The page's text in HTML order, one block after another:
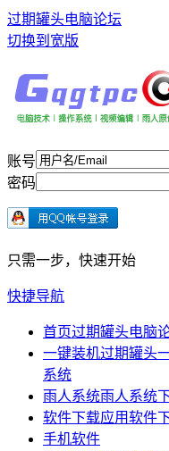
过期罐头电脑论坛
切换到宽版
账号
密码
只需一步，快速开始
快捷导航
首页过期罐头电脑
一键装机过期罐头
系统
雨人系统雨人系统
软件下载应用软件
手机软件